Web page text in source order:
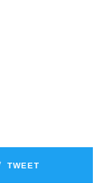
TWEET